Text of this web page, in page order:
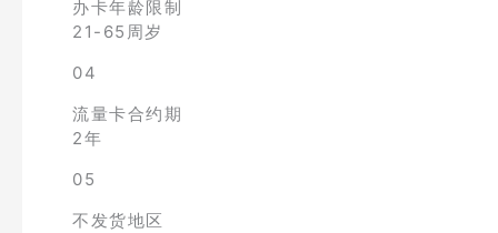
办卡年龄限制
21-65周岁
04
流量卡合约期
2年
05
不发货地区